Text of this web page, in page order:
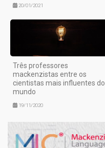
20/01/2021
Três professores
mackenzistas entre os
cientistas mais influentes do
mundo
19/11/2020